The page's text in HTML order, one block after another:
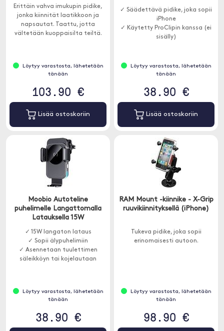
Erittäin vahva imukupin pidike,
jonka kiinnität laatikkoon ja
napsautat. Taattu, jotta
vältetään kuoppaisilta teiltä.
Löytyy varastosta, lähetetään
tänään
103.90 €
Lisää ostoskoriin
✓ Säädettävä pidike, joka sopii
iPhone
✓ Käytetty ProClipin kanssa (ei
sisälly)
Löytyy varastosta, lähetetään
tänään
38.90 €
Lisää ostoskoriin
Moobio Autoteline
puhelimelle Langattomalla
Latauksella 15W
✓ 15W langaton lataus
✓ Sopii älypuhelimiin
✓ Asennetaan tuulettimen
säleikköyn tai kojelautaan
Löytyy varastosta, lähetetään
tänään
38.90 €
RAM Mount -kiinnike - X-Grip
ruuvikiinnityksellä (iPhone)
Tukeva pidike, joka sopii
erinomaisesti autoon.
Löytyy varastosta, lähetetään
tänään
98.90 €